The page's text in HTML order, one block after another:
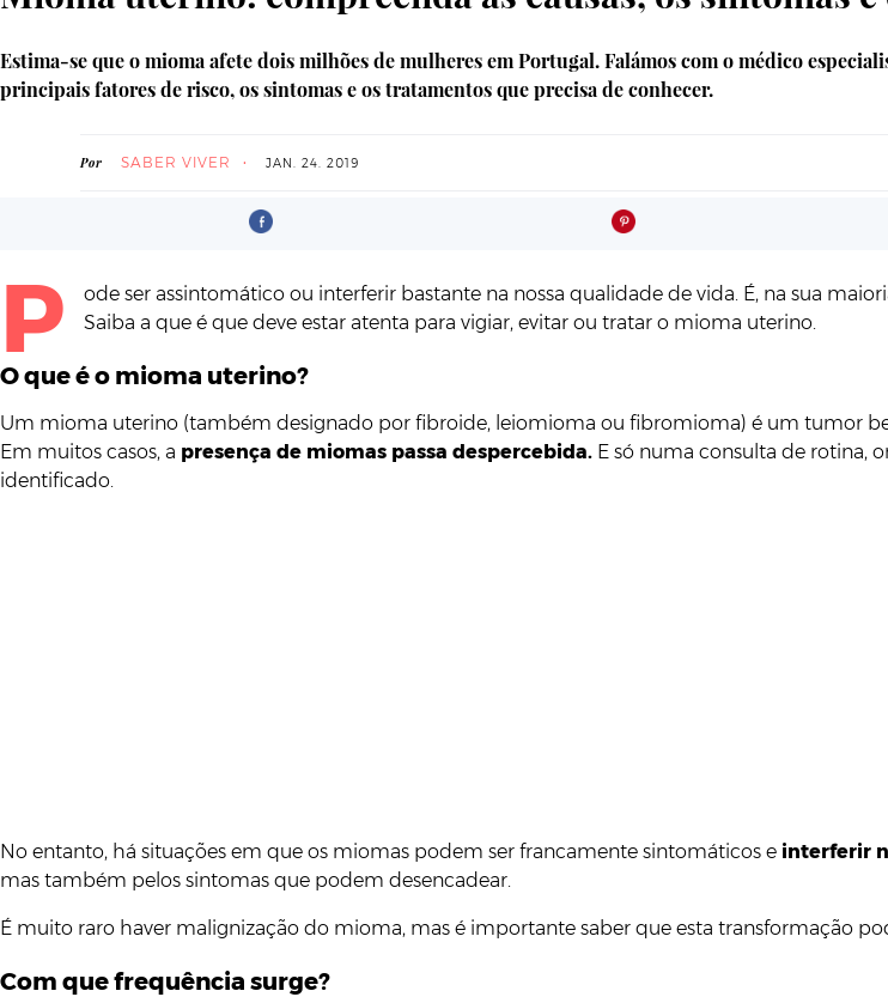
Estima-se que o mioma afete dois milhões de mulheres em Portugal. Falámos com o médico
principais fatores de risco, os sintomas e os tratamentos que precisa de conhecer.
Por SABER VIVER JAN. 24. 2019
P
ode ser assintomático ou interferir bastante na nossa qualidade de vida. É, na sua
Saiba a que é que deve estar atenta para vigiar, evitar ou tratar o mioma uterino.
O que é o mioma uterino?
Um mioma uterino (também designado por fibroide, leiomioma ou fibromioma) é um tumor
Em muitos casos, a presença de miomas passa despercebida. E só numa consulta de rotina,
identificado.
No entanto, há situações em que os miomas podem ser francamente sintomáticos e interferir
mas também pelos sintomas que podem desencadear.
É muito raro haver malignização do mioma, mas é importante saber que esta transformação
Com que frequência surge?